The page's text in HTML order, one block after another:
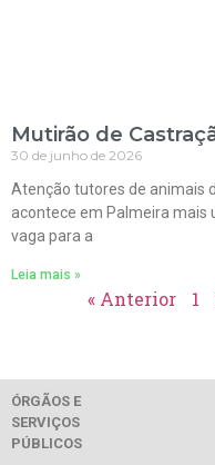
Mutirão de
30 de junho de 2026
Atenção tutores de animais
acontece em Palmeira mais
vaga para a
Leia mais »
« Anterior 1
ÓRGÃOS E
SERVIÇOS
PÚBLICOS